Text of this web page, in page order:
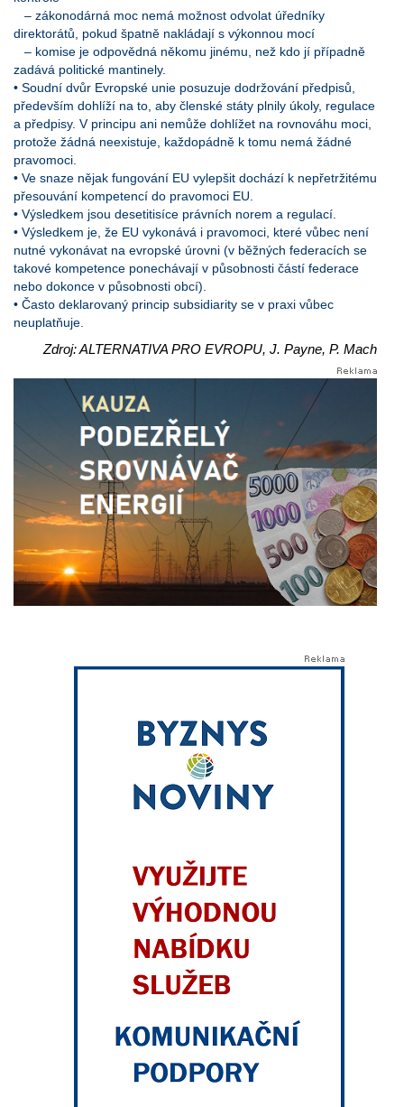
– zákonodárná moc nemá možnost odvolat úředníky
direktorátů, pokud špatně nakládají s výkonnou mocí
– komise je odpovědná někomu jinému, než kdo jí případně
zadává politické mantinely.
• Soudní dvůr Evropské unie posuzuje dodržování předpisů,
především dohlíží na to, aby členské státy plnily úkoly, regulace
a předpisy. V principu ani nemůže dohlížet na rovnováhu moci,
protože žádná neexistuje, každopádně k tomu nemá žádné
pravomoci.
• Ve snaze nějak fungování EU vylepšit dochází k nepřetržitému
přesouvání kompetencí do pravomoci EU.
• Výsledkem jsou desetitisíce právních norem a regulací.
• Výsledkem je, že EU vykonává i pravomoci, které vůbec není
nutné vykonávat na evropské úrovni (v běžných federacích se
takové kompetence ponechávají v působnosti částí federace
nebo dokonce v působnosti obcí).
• Často deklarovaný princip subsidiarity se v praxi vůbec
neuplatňuje.
Zdroj: ALTERNATIVA PRO EVROPU, J. Payne, P. Mach